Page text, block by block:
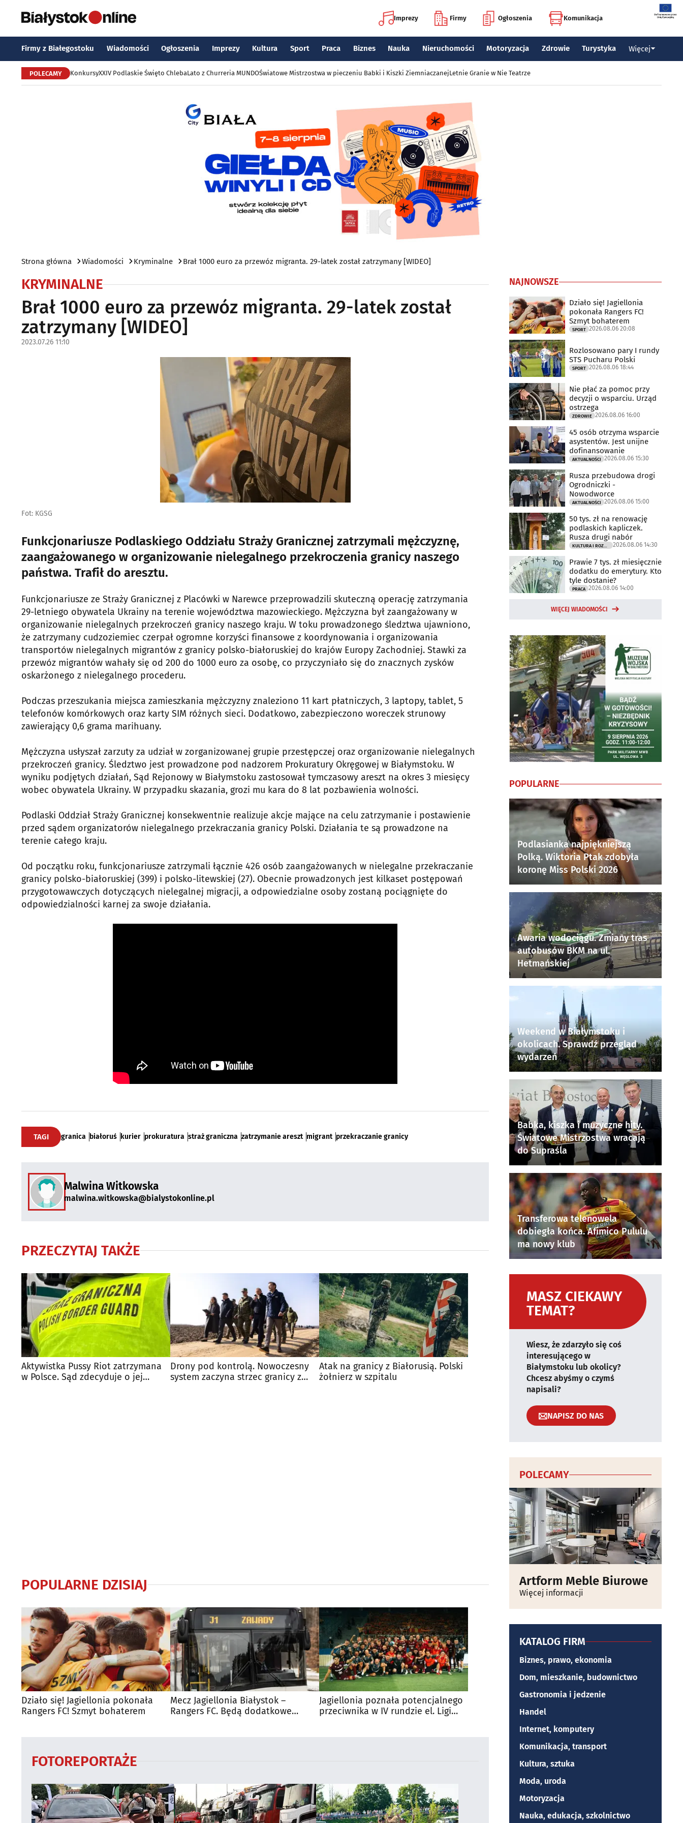
Imprezy Firmy Ogłoszenia Komunikacja
Firmy z Białegostoku Wiadomości Ogłoszenia Imprezy Kultura Sport Praca Biznes Nauka Nieruchomości Motoryzacja Zdrowie Turystyka Więcej
POLECAMY KonkursyXXIV Podlaskie Święto ChlebaLato z Churreria MUNDOŚwiatowe Mistrzostwa w pieczeniu Babki i Kiszki ZiemniaczanejLetnie Granie w Nie Teatrze
Strona główna Wiadomości Kryminalne Brał 1000 euro za przewóz migranta. 29-latek został zatrzymany [WIDEO]
KRYMINALNE
Brał 1000 euro za przewóz migranta. 29-latek został
zatrzymany [WIDEO]
2023.07.26 11:10
Fot: KGSG
Funkcjonariusze Podlaskiego Oddziału Straży Granicznej zatrzymali mężczyznę,
zaangażowanego w organizowanie nielegalnego przekroczenia granicy naszego
państwa. Trafił do aresztu.
Funkcjonariusze ze Straży Granicznej z Placówki w Narewce przeprowadzili skuteczną operację zatrzymania
29-letniego obywatela Ukrainy na terenie województwa mazowieckiego. Mężczyzna był zaangażowany w
organizowanie nielegalnych przekroczeń granicy naszego kraju. W toku prowadzonego śledztwa ujawniono,
że zatrzymany cudzoziemiec czerpał ogromne korzyści finansowe z koordynowania i organizowania
transportów nielegalnych migrantów z granicy polsko-białoruskiej do krajów Europy Zachodniej. Stawki za
przewóz migrantów wahały się od 200 do 1000 euro za osobę, co przyczyniało się do znacznych zysków
oskarżonego z nielegalnego procederu.
Podczas przeszukania miejsca zamieszkania mężczyzny znaleziono 11 kart płatniczych, 3 laptopy, tablet, 5
telefonów komórkowych oraz karty SIM różnych sieci. Dodatkowo, zabezpieczono woreczek strunowy
zawierający 0,6 grama marihuany.
Mężczyzna usłyszał zarzuty za udział w zorganizowanej grupie przestępczej oraz organizowanie nielegalnych
przekroczeń granicy. Śledztwo jest prowadzone pod nadzorem Prokuratury Okręgowej w Białymstoku. W
wyniku podjętych działań, Sąd Rejonowy w Białymstoku zastosował tymczasowy areszt na okres 3 miesięcy
wobec obywatela Ukrainy. W przypadku skazania, grozi mu kara do 8 lat pozbawienia wolności.
Podlaski Oddział Straży Granicznej konsekwentnie realizuje akcje mające na celu zatrzymanie i postawienie
przed sądem organizatorów nielegalnego przekraczania granicy Polski. Działania te są prowadzone na
terenie całego kraju.
Od początku roku, funkcjonariusze zatrzymali łącznie 426 osób zaangażowanych w nielegalne przekraczanie
granicy polsko-białoruskiej (399) i polsko-litewskiej (27). Obecnie prowadzonych jest kilkaset postępowań
przygotowawczych dotyczących nielegalnej migracji, a odpowiedzialne osoby zostaną pociągnięte do
odpowiedzialności karnej za swoje działania.
TAGI granica białoruś kurier prokuratura straż graniczna zatrzymanie areszt migrant przekraczanie granicy
Malwina Witkowska
malwina.witkowska@bialystokonline.pl
PRZECZYTAJ TAKŻE
Aktywistka Pussy Riot zatrzymana
w Polsce. Sąd zdecyduje o jej
Drony pod kontrolą. Nowoczesny
system zaczyna strzec granicy z
Atak na granicy z Białorusią. Polski
żołnierz w szpitalu
POPULARNE DZISIAJ
Działo się! Jagiellonia pokonała
Rangers FC! Szmyt bohaterem
Mecz Jagiellonia Białystok –
Rangers FC. Będą dodatkowe
Jagiellonia poznała potencjalnego
przeciwnika w IV rundzie el. Ligi
FOTOREPORTAŻE
NAJNOWSZE
Działo się! Jagiellonia
pokonała Rangers FC!
Szmyt bohaterem
SPORT 2026.08.06 20:08
Rozlosowano pary I rundy
STS Pucharu Polski
SPORT 2026.08.06 18:44
Nie płać za pomoc przy
decyzji o wsparciu. Urząd
ostrzega
ZDROWIE 2026.08.06 16:00
45 osób otrzyma wsparcie
asystentów. Jest unijne
dofinansowanie
AKTUALNOŚCI 2026.08.06 15:30
Rusza przebudowa drogi
Ogrodniczki -
Nowodworce
AKTUALNOŚCI 2026.08.06 15:00
50 tys. zł na renowację
podlaskich kapliczek.
Rusza drugi nabór
2026.08.06 14:30
Prawie 7 tys. zł miesięcznie
dodatku do emerytury. Kto
tyle dostanie?
PRACA 2026.08.06 14:00
WIĘCEJ WIADOMOŚCI
POPULARNE
Podlasianka najpiękniejszą
Polką. Wiktoria Ptak zdobyła
koronę Miss Polski 2026
Awaria wodociągu. Zmiany tras
autobusów BKM na ul.
Hetmańskiej
Weekend w Białymstoku i
okolicach. Sprawdź przegląd
wydarzeń
Babka, kiszka i muzyczne hity.
Światowe Mistrzostwa wracają
do Supraśla
Transferowa telenowela
dobiegła końca. Afimico Pululu
ma nowy klub
MASZ CIEKAWY
TEMAT?
Wiesz, że zdarzyło się coś
interesującego w
Białymstoku lub okolicy?
Chcesz abyśmy o czymś
napisali?
NAPISZ DO NAS
POLECAMY
Artform Meble Biurowe
Więcej informacji
KATALOG FIRM
Biznes, prawo, ekonomia
Dom, mieszkanie, budownictwo
Gastronomia i jedzenie
Handel
Internet, komputery
Komunikacja, transport
Kultura, sztuka
Moda, uroda
Motoryzacja
Nauka, edukacja, szkolnictwo